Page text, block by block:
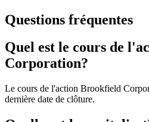
Questions fréquentes
Quel est le cours de
Corporation?
Le cours de l'action Brookfield
dernière date de clôture.